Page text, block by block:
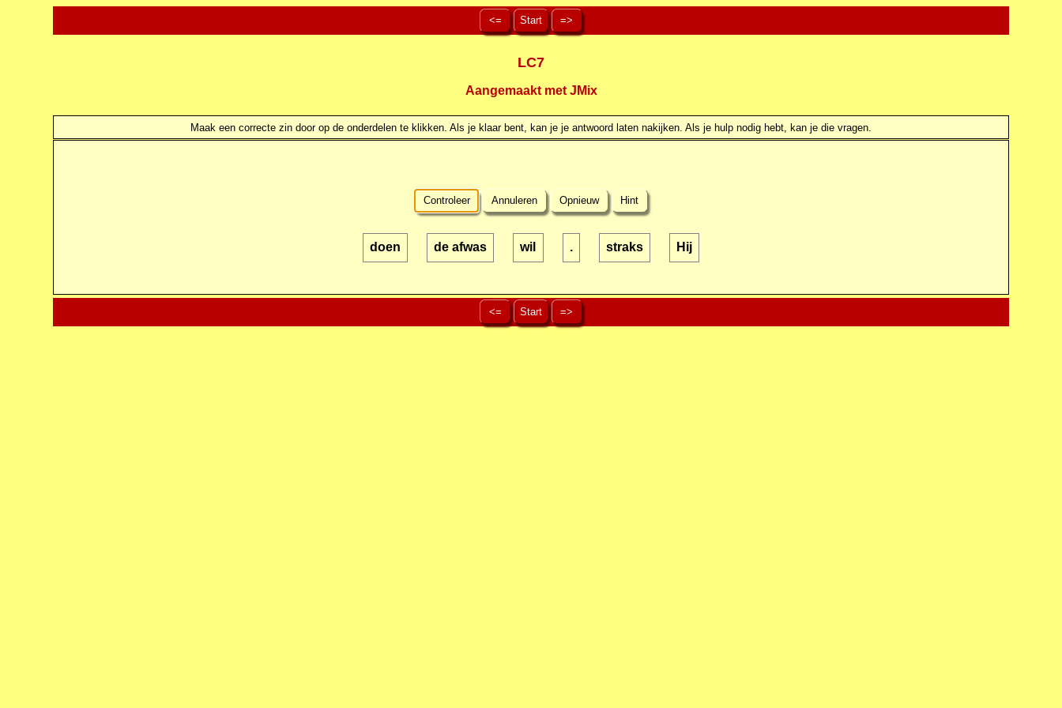
<= Start =>
LC7
Aangemaakt met JMix
Maak een correcte zin door op de onderdelen te klikken. Als je klaar bent, kan je je antwoord laten nakijken. Als je hulp nodig hebt, kan je die vragen.
Controleer Annuleren Opnieuw Hint
doen de afwas wil . straks Hij
<= Start =>